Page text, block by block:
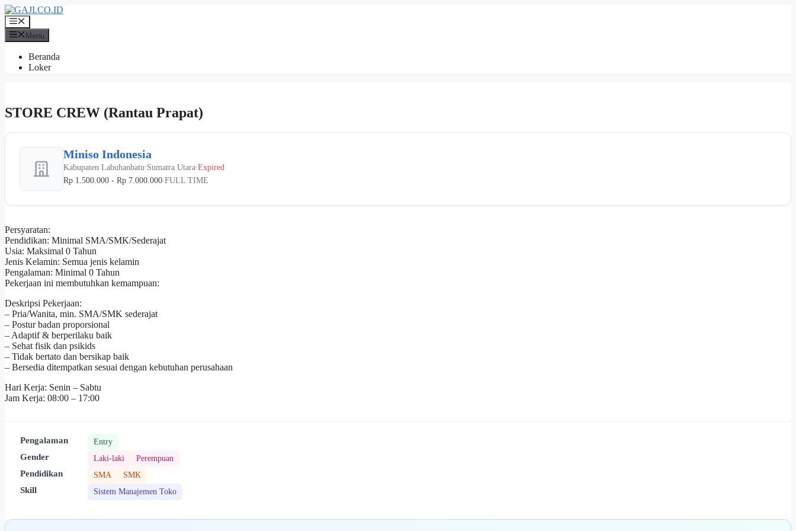
Langsung
ke
isi
Menu
Menu
Beranda
Loker
STORE CREW (Rantau Prapat)
Miniso Indonesia
Kabupaten Labuhanbatu•Sumatra Utara•Expired
Rp 1.500.000 - Rp 7.000.000•FULL TIME
Persyaratan:
Pendidikan: Minimal SMA/SMK/Sederajat
Usia: Maksimal 0 Tahun
Jenis Kelamin: Semua jenis kelamin
Pengalaman: Minimal 0 Tahun
Pekerjaan ini membutuhkan kemampuan:
Deskripsi Pekerjaan:
– Pria/Wanita, min. SMA/SMK sederajat
– Postur badan proporsional
– Adaptif & berperilaku baik
– Sehat fisik dan psikids
– Tidak bertato dan bersikap baik
– Bersedia ditempatkan sesuai dengan kebutuhan perusahaan
Hari Kerja: Senin – Sabtu
Jam Kerja: 08:00 – 17:00
Pengalaman Entry
Gender Laki-laki Perempuan
Pendidikan SMA SMK
Skill Sistem Manajemen Toko